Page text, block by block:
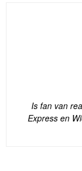
Is fan van
Express en